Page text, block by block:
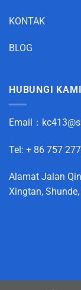
KONTAK
BLOG
HUBUNGI KAMI
Email：
Tel: + 86 757
Alamat Jalan
Xingtan,